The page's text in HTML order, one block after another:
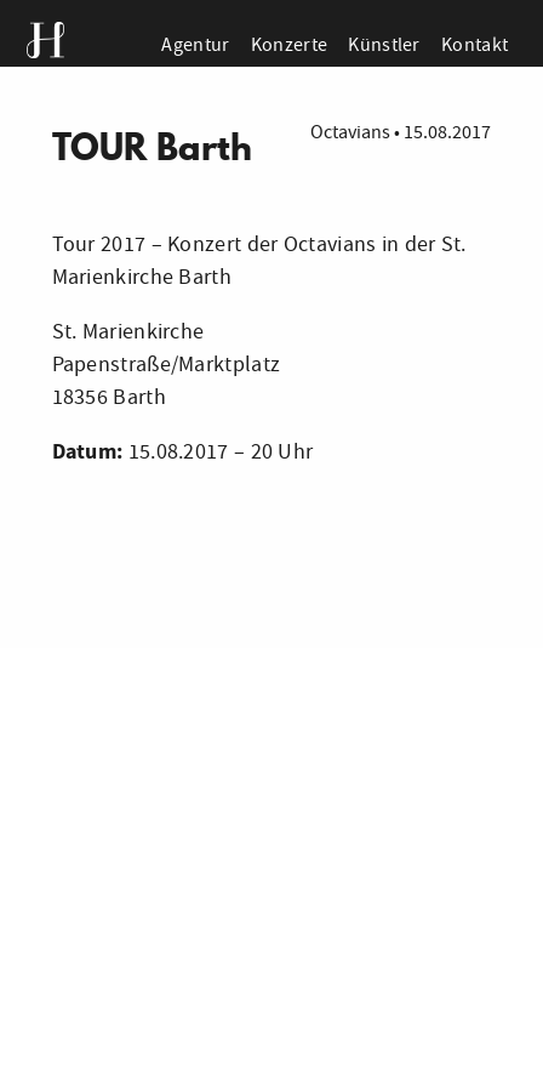
Agentur Konzerte Künstler Kontakt
TOUR Barth Octavians•15.08.2017
Tour 2017 – Konzert der Octavians in der St.
Marienkirche Barth
St. Marienkirche
Papenstraße/Marktplatz
18356 Barth
Datum: 15.08.2017 – 20 Uhr